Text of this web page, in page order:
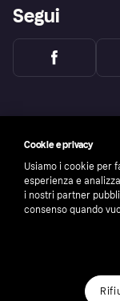
Segui
number: 556737-0431
Cookie e privacy
Usiamo i cookie per
esperienza e
i nostri partner
consenso quando